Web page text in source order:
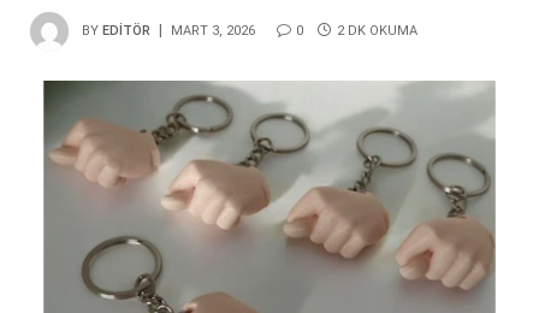
BY EDITÖR MART 3, 2026 0 2 DK OKUMA